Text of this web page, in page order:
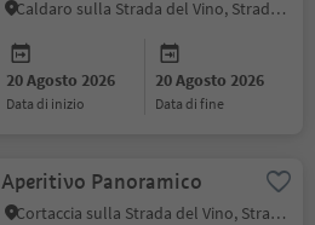
Caldaro sulla Strada del Vino, Strada del Vino
20 Agosto 2026
data di inizio
20 Agosto 2026
data di fine
Aperitivo Panoramico
Cortaccia sulla Strada del Vino, Strada del Vino